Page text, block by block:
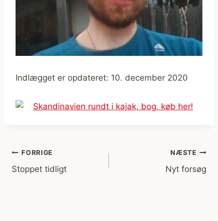
Indlægget er opdateret: 10. december 2020
Indlægsnavigation
FORRIGE
Stoppet tidligt
NÆSTE
Nyt forsøg